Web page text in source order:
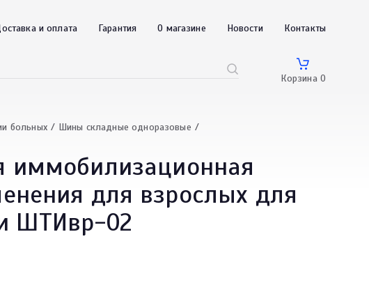
и оплата Гарантия О магазине Новости Контакты
Корзина 0
больных Шины складные одноразовые
иммобилизационная
для взрослых для
ШТИвр-02